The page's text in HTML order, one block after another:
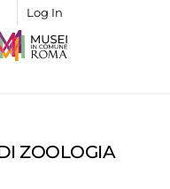
Log In
ZOOLOGIA